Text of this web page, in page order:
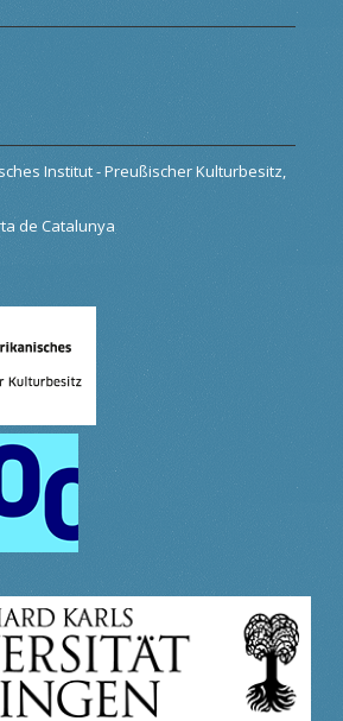
Institut - Preußischer Kulturbesitz,
de Catalunya